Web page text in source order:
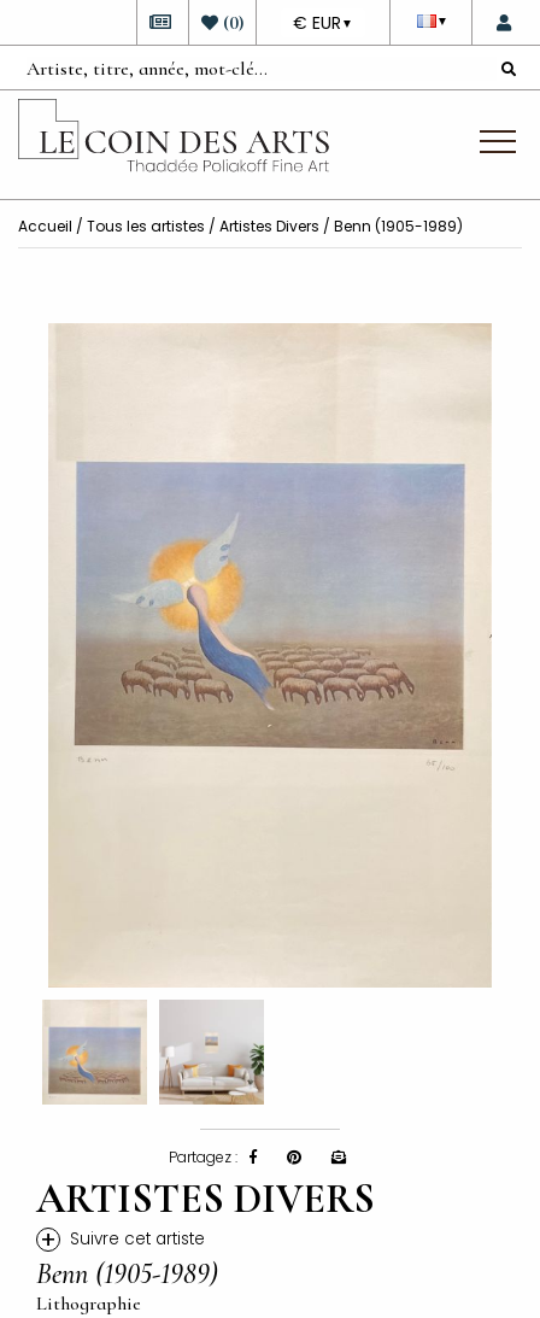
▼
DEVISE
€ EUR ▼
(0)
Accueil / Tous les artistes / Artistes Divers / Benn (1905-1989)
Partagez :
ARTISTES DIVERS
+ Suivre cet artiste
Benn (1905-1989)
Lithographie